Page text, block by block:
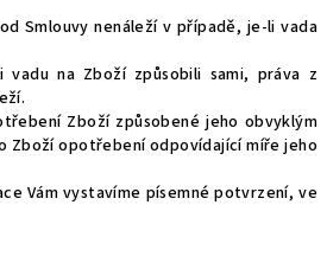
Smlouvy nenáleží v případě, je-li vada
na Zboží způsobili sami, práva z
Zboží způsobené jeho obvyklým
Zboží opotřebení odpovídající míře jeho
Vám vystavíme písemné potvrzení, ve